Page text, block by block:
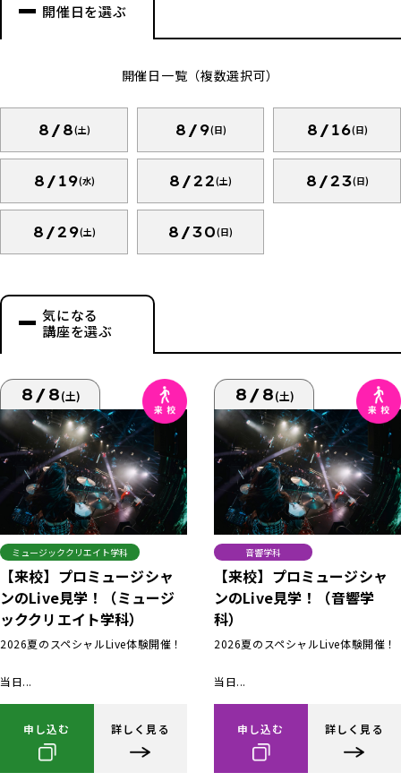
開催日を選ぶ
開催日一覧（複数選択可）
8/8(土) 8/9(日) 8/16(日)
8/19(水) 8/22(土) 8/23(日)
8/29(土) 8/30(日)
気になる
講座を選ぶ
8/8(土)
ミュージッククリエイト学科
【来校】プロミュージシャ
ンのLive見学！（ミュージ
ッククリエイト学科）
2026夏のスペシャルLive体験開催！
当日...
申し込む 詳しく見る
8/8(土)
音響学科
【来校】プロミュージシャ
ンのLive見学！（音響学
科）
2026夏のスペシャルLive体験開催！
当日...
申し込む 詳しく見る